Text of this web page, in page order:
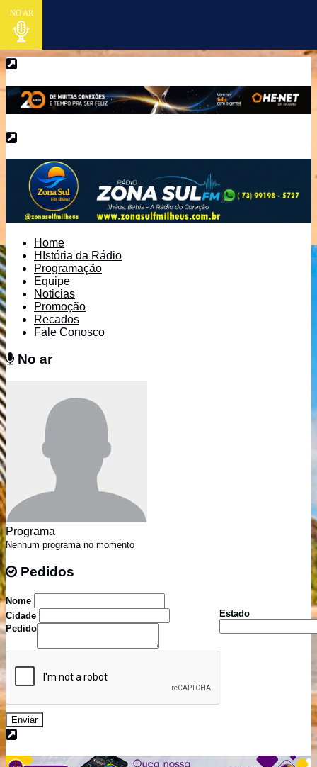
NO AR
Home
HIstória da Rádio
Programação
Equipe
Noticias
Promoção
Recados
Fale Conosco
No ar
Programa
Nenhum programa no momento
Pedidos
Nome
Cidade
Estado
Pedido
Enviar